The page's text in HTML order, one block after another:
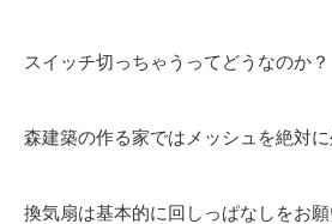
スイッチ切っちゃうってどうなのか？
森建築の作る家ではメッシュを絶対に
換気扇は基本的に回しっぱなしをお願